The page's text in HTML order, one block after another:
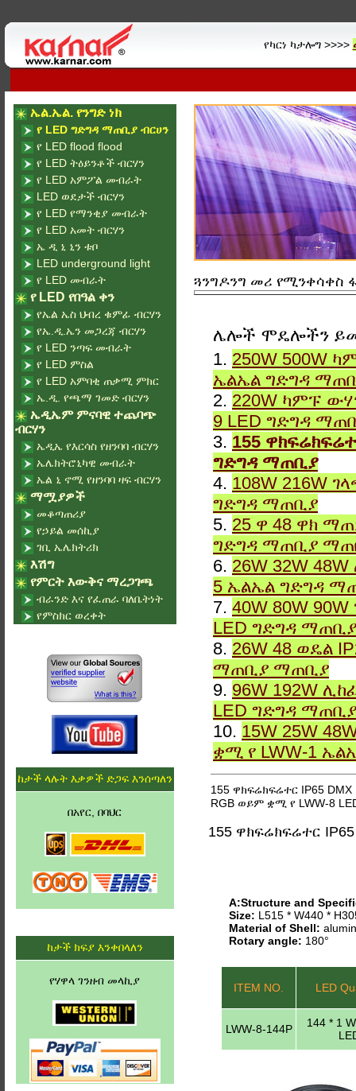
የካርነ ካታሎግ >>>>
ጓንግዶንግ መሪ የሚንቀሳቀስ
ሌሎች ሞዴሎችን
1. 250W 500W
ኤልኤል ግድግዳ
2. 220W ካምፑ
9 LED ግድግዳ
3. 155
ግድግዳ ማጠቢያ
4. 108W 216W
ግድግዳ ማጠቢያ
5. 25 ዋ 48 ዋክ
ግድግዳ ማጠቢያ
6. 26W 32W
5 ኤልኤል ግድግዳ
7. 40W 80W
LED ግድግዳ ማጠቢያ
8. 26W 48 ወዴል
ማጠቢያ ማጠቢያ
9. 96W 192W
LED ግድግዳ ማጠቢያ
10. 15W 25W
ቋሚ የ LWW-1
155 ዋክፍሬክፍሬተር IP65
RGB ወይም ቋሚ የ LWW-8
155 ዋክፍሬክፍሬተር
A:Structure and
Size: L515 * W440 *
Material of Shell:
Rotary angle: 180°
ITEM NO. LED
LWW-8-144P
144 * 1
ኤል.ኤል. የንግድ ነክ
የ LED ግድግዳ ማጠቢያ ብርሀን
የ LED flood flood
የ LED ትዕይንቶች ብርሃን
የ LED አምፖል መብራት
LED ወደታች ብርሃን
የ LED የማንቂያ መብራት
የ LED አመት ብርሃን
ኤ ዲ ኒ ኒን ቱቦ
LED underground light
የ LED መብራት
የ LED የበዓል ቀን
የኤል ኤስ ህብረ ቁምፊ ብርሃን
የኤ.ዲ.ኤን መጋረጃ ብርሃን
የ LED ንጣፍ መብራት
የ LED ምስል
የ LED አምባቂ ጠቃሚ ምክር
ኤ.ዲ. የጫማ ገመድ ብርሃን
ኤዲኤም ምናባዊ ተጨባጭ
ብርሃን
ኤዲኤ የእርሳስ የዘንባባ ብርሃን
ኤሌክትሮኒካዊ መብራት
ኤል ኒ ኖሚ የዘንባባ ዛፍ ብርሃን
ማሟያዎች
መቆጣጠሪያ
የኃይል መሰኪያ
ገቢ ኤሌክትሪክ
እሽግ
የምርት እውቅና ማረጋገጫ
ብራንድ እና የፈጠራ ባለቤትነት
የምስክር ወረቀት
ከታች ላሉት እቃዎች ድጋፍ እንሰጣለን
በአየር, በባህር
ከታች ክፍያ እንቀበላለን
የሃዋላ ገንዘብ መላኪያ